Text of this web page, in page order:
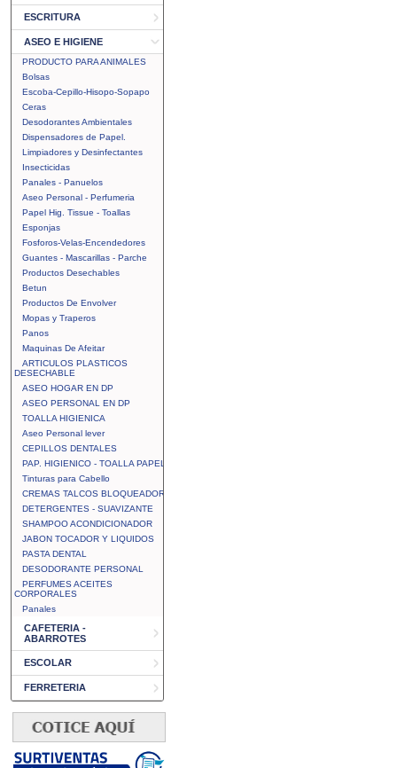
ESCRITURA
ASEO E HIGIENE
PRODUCTO PARA ANIMALES
Bolsas
Escoba-Cepillo-Hisopo-Sopapo
Ceras
Desodorantes Ambientales
Dispensadores de Papel.
Limpiadores y Desinfectantes
Insecticidas
Panales - Panuelos
Aseo Personal - Perfumeria
Papel Hig. Tissue - Toallas
Esponjas
Fosforos-Velas-Encendedores
Guantes - Mascarillas - Parche
Productos Desechables
Betun
Productos De Envolver
Mopas y Traperos
Panos
Maquinas De Afeitar
ARTICULOS PLASTICOS
DESECHABLE
ASEO HOGAR EN DP
ASEO PERSONAL EN DP
TOALLA HIGIENICA
Aseo Personal lever
CEPILLOS DENTALES
PAP. HIGIENICO - TOALLA PAPEL
Tinturas para Cabello
CREMAS TALCOS BLOQUEADOR
DETERGENTES - SUAVIZANTE
SHAMPOO ACONDICIONADOR
JABON TOCADOR Y LIQUIDOS
PASTA DENTAL
DESODORANTE PERSONAL
PERFUMES ACEITES
CORPORALES
Panales
CAFETERIA -
ABARROTES
ESCOLAR
FERRETERIA